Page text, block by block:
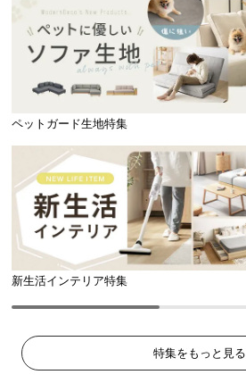
ペットガード生地特集
新生活インテリア特集
特集をもっと見る